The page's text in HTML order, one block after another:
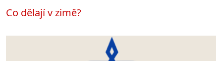
Co dělají v zimě?